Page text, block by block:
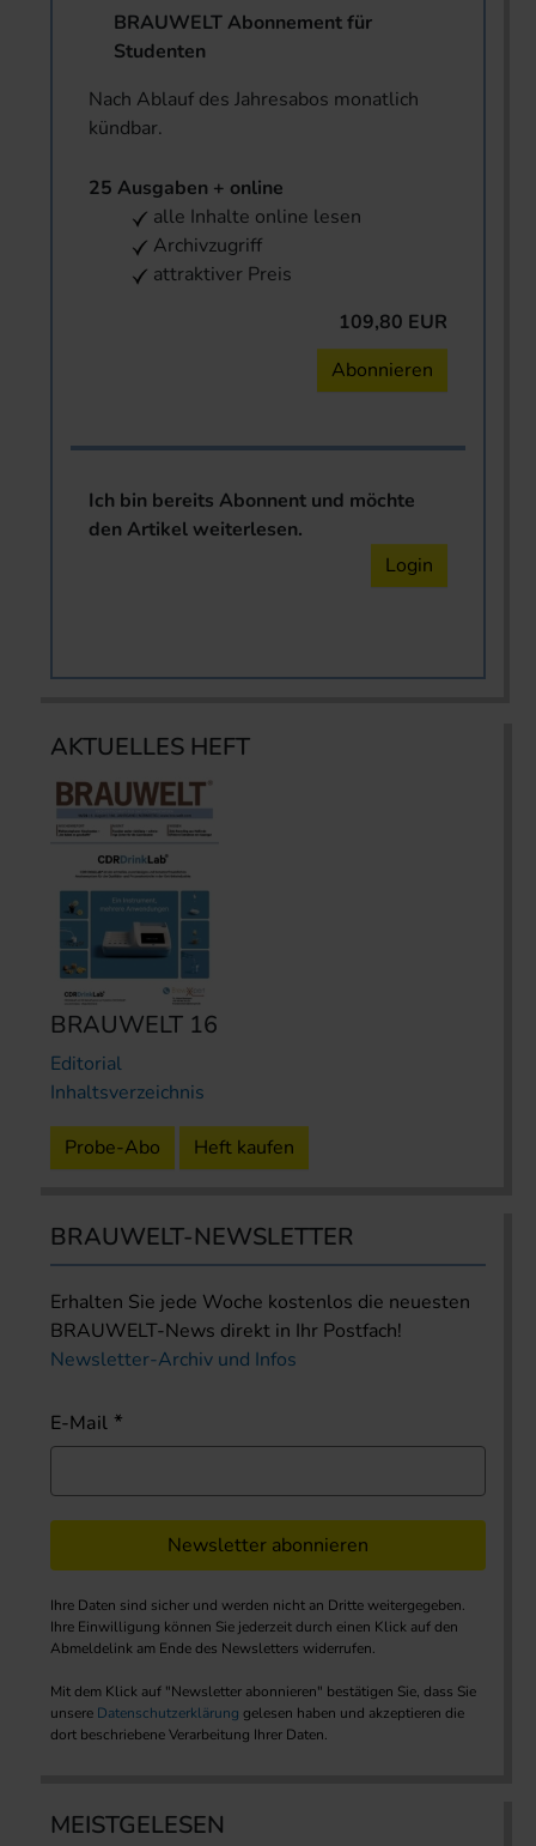
BRAUWELT Abonnement für
Studenten
Nach Ablauf des Jahresabos monatlich
kündbar.
25 Ausgaben + online
alle Inhalte online lesen
Archivzugriff
attraktiver Preis
109,80 EUR
Abonnieren
Ich bin bereits Abonnent und möchte
den Artikel weiterlesen.
Login
AKTUELLES HEFT
BRAUWELT 16
Editorial
Inhaltsverzeichnis
Probe-Abo Heft kaufen
BRAUWELT-NEWSLETTER
Erhalten Sie jede Woche kostenlos die neuesten
BRAUWELT-News direkt in Ihr Postfach!
Newsletter-Archiv und Infos
E-Mail
Newsletter abonnieren
Ihre Daten sind sicher und werden nicht an Dritte weitergegeben.
Ihre Einwilligung können Sie jederzeit durch einen Klick auf den
Abmeldelink am Ende des Newsletters widerrufen.
Mit dem Klick auf "Newsletter abonnieren" bestätigen Sie, dass Sie
unsere Datenschutzerklärung gelesen haben und akzeptieren die
dort beschriebene Verarbeitung Ihrer Daten.
MEISTGELESEN